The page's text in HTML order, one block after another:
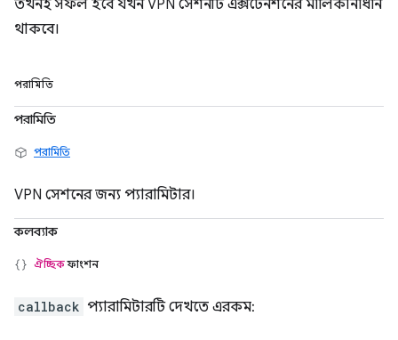
তখনই সফল হবে যখন VPN সেশনটি এক্সটেনশনের মালিকানাধীন
থাকবে।
পরামিতি
পরামিতি
পরামিতি
VPN সেশনের জন্য প্যারামিটার।
কলব্যাক
ঐচ্ছিকফাংশন
callback প্যারামিটারটি দেখতে এরকম: